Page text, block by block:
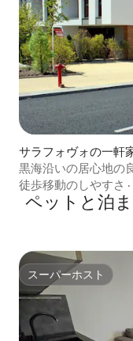
サラフォヴォの一軒
黒海沿いの居心地の
徒歩移動のしやすさ ·
ペットと泊
スーパーホスト
スーパーホスト